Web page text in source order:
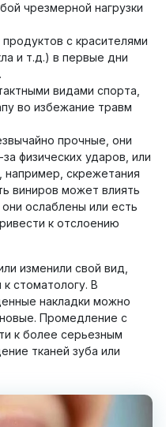
чрезмерной нагрузки
с красителями
и т.д.) в первые дни
видами спорта,
во избежание травм
прочные, они
физических ударов, или
скрежетания
виниров может влиять
ослаблены или есть
к отслоению
изменили свой вид,
стоматологу. В
накладки можно
Промедление с
к более серьезным
тканей зуба или